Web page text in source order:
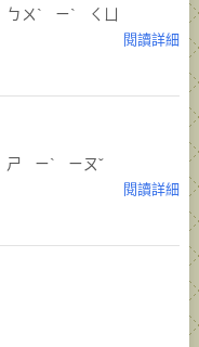
ˋ ㄅㄨˋ ㄧˋ ㄑㄩ
閱讀詳細
ˋ ㄕ ㄧˋ ㄧㄡˇ
閱讀詳細